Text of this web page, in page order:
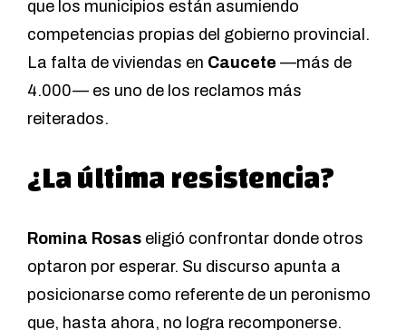
que los municipios están asumiendo
competencias propias del gobierno provincial.
La falta de viviendas en Caucete —más de
4.000— es uno de los reclamos más
reiterados.
¿La última resistencia?
Romina Rosas eligió confrontar donde otros
optaron por esperar. Su discurso apunta a
posicionarse como referente de un peronismo
que, hasta ahora, no logra recomponerse.